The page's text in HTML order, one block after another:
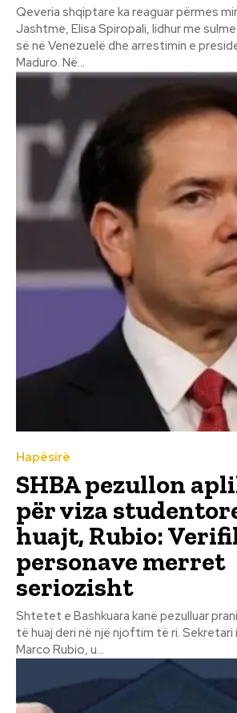
Qeveria shqiptare ka reaguar përmes
Jashtme, Elisa Spiropali, lidhur me
së në Venezuelë dhe arrestimin e
Maduro. Në...
Hapësirë
SHBA pezullon
për viza
huajt, Rubio:
personave merret
seriozisht
Shtetet e Bashkuara kanë pezulluar
të huaj deri në një njoftim të ri.
Marco Rubio, u...